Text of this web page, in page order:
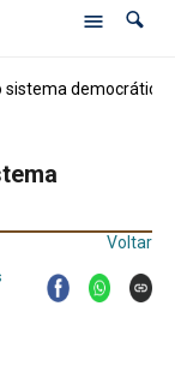
democrático
Voltar